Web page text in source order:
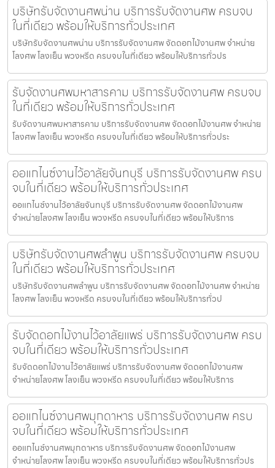
บริษัทรับจัดงานศพน่าน บริการรับจัดงานศพ ครบจบ
ในที่เดียว พร้อมให้บริการทั่วประเทศ
บริษัทรับจัดงานศพน่าน บริการรับจัดงานศพ จัดดอกไม้งานศพ จำหน่าย
โลงศพ โลงเย็น พวงหรีด ครบจบในที่เดียว พร้อมให้บริการทั่วปร
รับจัดงานศพมหาสารคาม บริการรับจัดงานศพ ครบจบ
ในที่เดียว พร้อมให้บริการทั่วประเทศ
รับจัดงานศพมหาสารคาม บริการรับจัดงานศพ จัดดอกไม้งานศพ จำหน่าย
โลงศพ โลงเย็น พวงหรีด ครบจบในที่เดียว พร้อมให้บริการทั่วประ
ออแกไนซ์งานไว้อาลัยจันทบุรี บริการรับจัดงานศพ ครบ
จบในที่เดียว พร้อมให้บริการทั่วประเทศ
ออแกไนซ์งานไว้อาลัยจันทบุรี บริการรับจัดงานศพ จัดดอกไม้งานศพ
จำหน่ายโลงศพ โลงเย็น พวงหรีด ครบจบในที่เดียว พร้อมให้บริการ
บริษัทรับจัดงานศพลำพูน บริการรับจัดงานศพ ครบจบ
ในที่เดียว พร้อมให้บริการทั่วประเทศ
บริษัทรับจัดงานศพลำพูน บริการรับจัดงานศพ จัดดอกไม้งานศพ จำหน่าย
โลงศพ โลงเย็น พวงหรีด ครบจบในที่เดียว พร้อมให้บริการทั่วป
รับจัดดอกไม้งานไว้อาลัยแพร่ บริการรับจัดงานศพ ครบ
จบในที่เดียว พร้อมให้บริการทั่วประเทศ
รับจัดดอกไม้งานไว้อาลัยแพร่ บริการรับจัดงานศพ จัดดอกไม้งานศพ
จำหน่ายโลงศพ โลงเย็น พวงหรีด ครบจบในที่เดียว พร้อมให้บริการ
ออแกไนซ์งานศพมุกดาหาร บริการรับจัดงานศพ ครบ
จบในที่เดียว พร้อมให้บริการทั่วประเทศ
ออแกไนซ์งานศพมุกดาหาร บริการรับจัดงานศพ จัดดอกไม้งานศพ
จำหน่ายโลงศพ โลงเย็น พวงหรีด ครบจบในที่เดียว พร้อมให้บริการทั่วปร